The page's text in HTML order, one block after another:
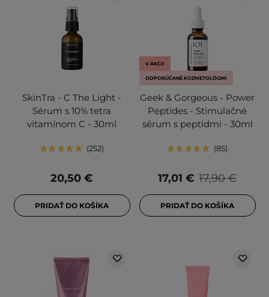
SkinTra - C The Light -
Sérum s 10% tetra
vitamínom C - 30ml
252
20,50 €
PRIDAŤ DO KOŠÍKA
V AKCII
ODPORÚČANÉ KOZMETOLÓGMI
Geek & Gorgeous - Power
Peptides - Stimulačné
sérum s peptidmi - 30ml
85
17,90 €
17,01 €
PRIDAŤ DO KOŠÍKA